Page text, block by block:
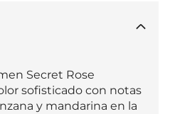
Secret Rose
sofisticado con notas
y mandarina en la